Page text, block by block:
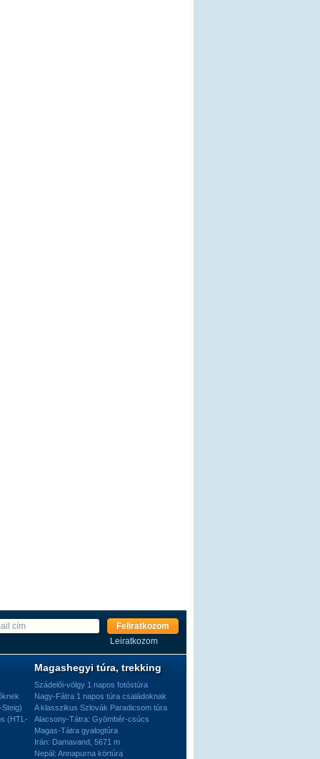
Feliratkozom
Leiratkozom
(HTL-
Magashegyi túra, trekking
Szádelői-völgy 1 napos fotóstúra
Nagy-Fátra 1 napos túra családoknak
A klasszikus Szlovák Paradicsom túra
Alacsony-Tátra: Gyömbér-csúcs
Magas-Tátra gyalogtúra
Irán: Damavand, 5671 m
Nepál: Annapurna körtúra